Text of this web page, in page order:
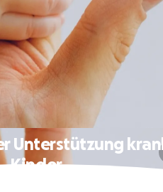
Unterstützung
Kinder